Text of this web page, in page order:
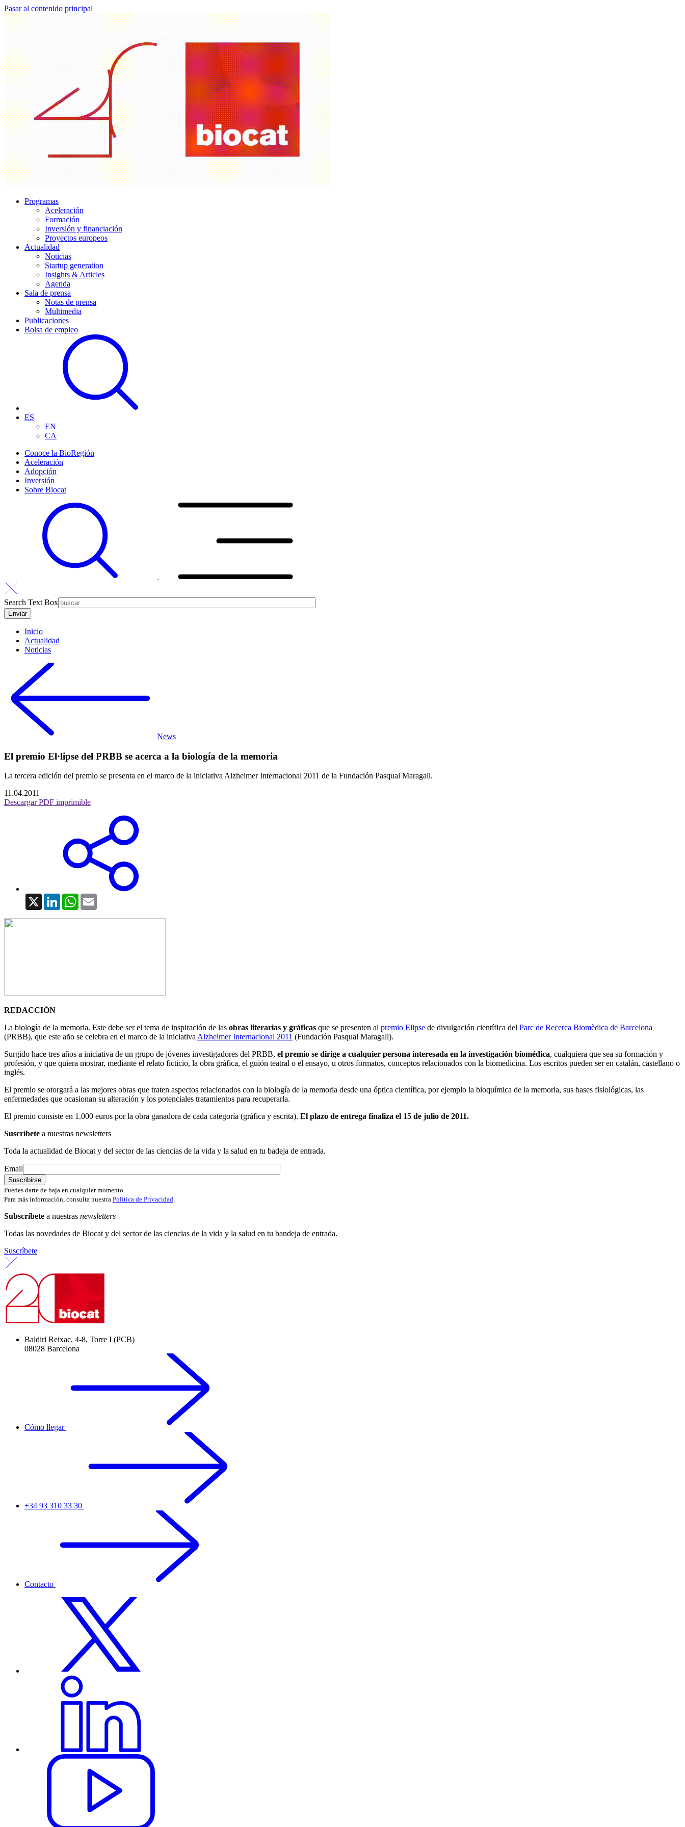
Pasar al contenido principal
Programas
Aceleración
Formación
Inversión y financiación
Proyectos europeos
Actualidad
Noticias
Startup generation
Insights & Articles
Agenda
Sala de prensa
Notas de prensa
Multimedia
Publicaciones
Bolsa de empleo
ES
EN
CA
Conoce la BioRegión
Aceleración
Adopción
Inversión
Sobre Biocat
Search Text Box
Inicio
Actualidad
Noticias
News
El premio El·lipse del PRBB se acerca a la biología de la memoria
La tercera edición del premio se presenta en el marco de la iniciativa Alzheimer Internacional 2011 de la Fundación Pasqual Maragall.
11.04.2011
Descargar PDF imprimible
X LinkedInWhatsApp
REDACCIÓN
La biología de la memoria. Este debe ser el tema de inspiración de las obras literarias y gráficas que se presenten al premio Elipse de divulgación científica del Parc de Recerca Biomèdica de Barcelona
(PRBB), que este año se celebra en el marco de la iniciativaAlzheimer Internacional 2011 (Fundación Pasqual Maragall).
Surgido hace tres años a iniciativa de un grupo de jóvenes investigadores del PRBB, el premio se dirige a cualquier persona interesada en la investigación biomédica, cualquiera que sea su formación y
profesión, y que quiera mostrar, mediante el relato ficticio, la obra gráfica, el guión teatral o el ensayo, u otros formatos, conceptos relacionados con la biomedicina. Los escritos pueden ser en catalán, castellano o
inglés.
El premio se otorgará a las mejores obras que traten aspectos relacionados con la biología de la memoria desde una óptica científica, por ejemplo la bioquímica de la memoria, sus bases fisiológicas, las
enfermedades que ocasionan su alteración y los potenciales tratamientos para recuperarla.
El premio consiste en 1.000 euros por la obra ganadora de cada categoría (gráfica y escrita). El plazo de entrega finaliza el 15 de julio de 2011.
Suscríbete a nuestras newsletters
Toda la actualidad de Biocat y del sector de las ciencias de la vida y la salud en tu badeja de entrada.
Email
Puedes darte de baja en cualquier momento.
Para más información, consulta nuestra Política de Privacidad.
Subscríbete a nuestras newsletters
Todas las novedades de Biocat y del sector de las ciencias de la vida y la salud en tu bandeja de entrada.
Suscríbete
Baldiri Reixac, 4-8, Torre I (PCB)
08028 Barcelona
Cómo llegar
+34 93 310 33 30
Contacto